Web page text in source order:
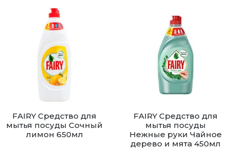
FAIRY Средство для
мытья посуды Сочный
лимон 650мл
FAIRY Средство для
мытья посуды
Нежные руки Чайное
дерево и мята 450мл